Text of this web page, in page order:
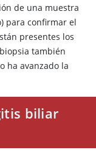
de una muestra
para confirmar el
presentes los
también
ha avanzado la
biliar